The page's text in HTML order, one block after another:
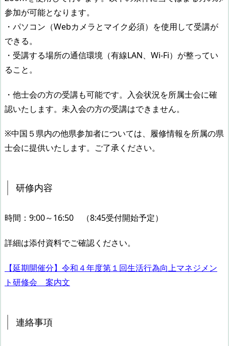
参加が可能となります。
・パソコン（Webカメラとマイク必須）を使用して受講が
できる。
・受講する場所の通信環境（有線LAN、Wi-Fi）が整ってい
ること。
・他士会の方の受講も可能です。入会状況を所属士会に確
認いたします。未入会の方の受講はできません。
※中国５県内の他県参加者については、履修情報を所属の県
士会に提供いたします。ご了承ください。
研修内容
時間：9:00～16:50 （8:45受付開始予定）
詳細は添付資料でご確認ください。
【延期開催分】令和４年度第１回生活行為向上マネジメン
ト研修会 案内文
連絡事項